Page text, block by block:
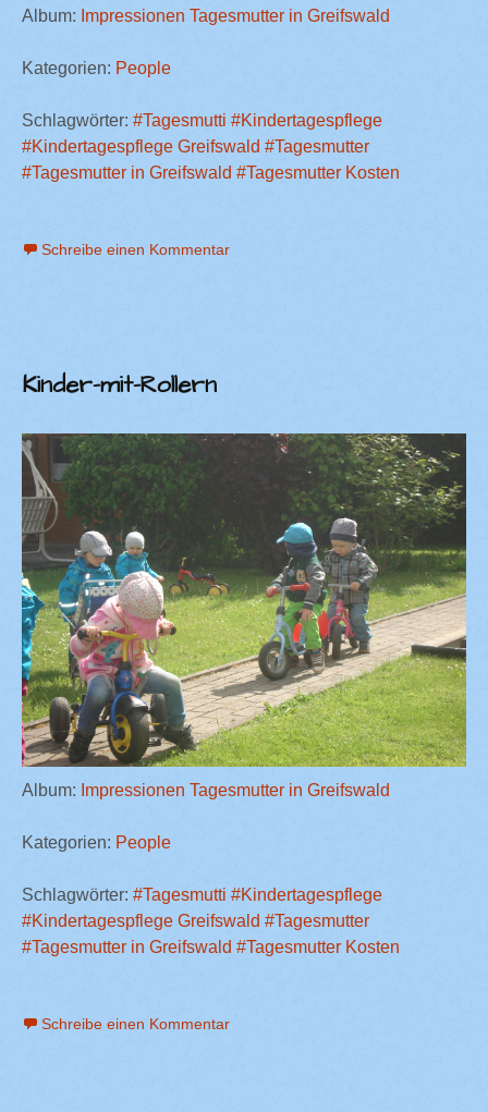
Album: Impressionen Tagesmutter in Greifswald
Kategorien: People
Schlagwörter: #Tagesmutti #Kindertagespflege
#Kindertagespflege Greifswald #Tagesmutter
#Tagesmutter in Greifswald #Tagesmutter Kosten
Schreibe einen Kommentar
Kinder-mit-Rollern
Album: Impressionen Tagesmutter in Greifswald
Kategorien: People
Schlagwörter: #Tagesmutti #Kindertagespflege
#Kindertagespflege Greifswald #Tagesmutter
#Tagesmutter in Greifswald #Tagesmutter Kosten
Schreibe einen Kommentar